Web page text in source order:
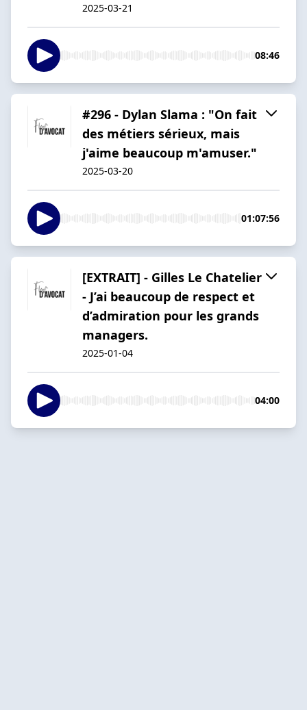
2025-03-21
08:46
#296 - Dylan Slama : "On fait
des métiers sérieux, mais
j'aime beaucoup m'amuser."
2025-03-20
01:07:56
[EXTRAIT] - Gilles Le Chatelier
- J’ai beaucoup de respect et
d’admiration pour les grands
managers.
2025-01-04
04:00